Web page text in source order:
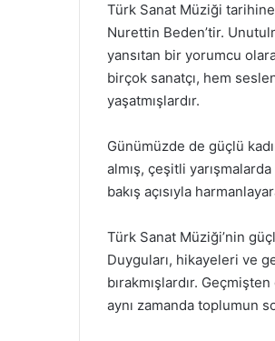
Türk Sanat Müziği
Nurettin Beden’tir.
yansıtan bir yorumcu
birçok sanatçı, hem
yaşatmışlardır.
Günümüzde de güçlü
almış, çeşitli
bakış açısıyla
Türk Sanat Müziği’nin
Duyguları, hikayeleri ve
bırakmışlardır.
aynı zamanda toplumun